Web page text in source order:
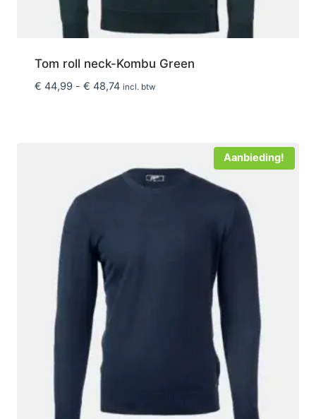
Tom roll neck-Kombu Green
€ 44,99 - € 48,74Prijsklasse:
incl. btw
Aanbieding!